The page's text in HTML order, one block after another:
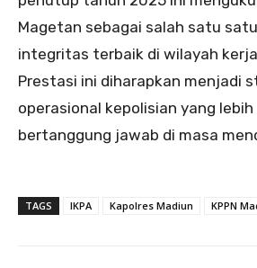
Magetan sebagai salah satu
integritas terbaik di wilayah kerja
Prestasi ini diharapkan menjadi
operasional kepolisian yang lebih
bertanggung jawab di masa
TAGS IKPA Kapolres Madiun KPPN